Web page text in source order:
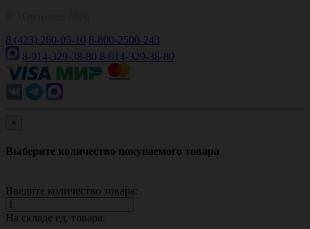
8 (423) 260-05-10 8-800-2500-243
8-914-329-38-80 8-914-329-38-80
×
Выберите количество покупаемого товара
Введите количество товара:
На складе ед. товара.